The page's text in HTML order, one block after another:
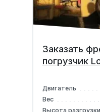
Заказать
погрузчик
Двигатель
Вес
Высота разгрузки